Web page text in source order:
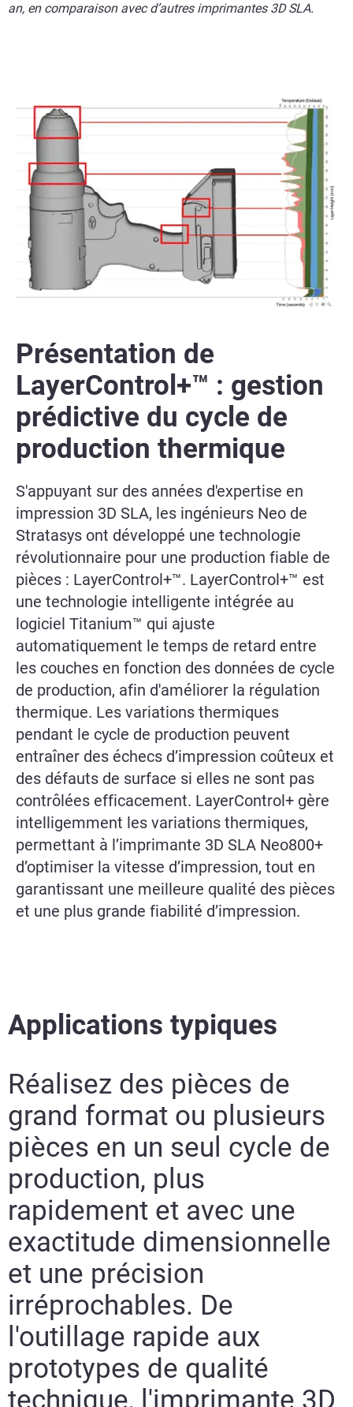
an, en comparaison avec d’autres imprimantes 3D SLA.
Présentation de
LayerControl+™ : gestion
prédictive du cycle de
production thermique
S'appuyant sur des années d'expertise en
impression 3D SLA, les ingénieurs Neo de
Stratasys ont développé une technologie
révolutionnaire pour une production fiable de
pièces : LayerControl+™. LayerControl+™ est
une technologie intelligente intégrée au
logiciel Titanium™ qui ajuste
automatiquement le temps de retard entre
les couches en fonction des données de cycle
de production, afin d'améliorer la régulation
thermique. Les variations thermiques
pendant le cycle de production peuvent
entraîner des échecs d’impression coûteux et
des défauts de surface si elles ne sont pas
contrôlées efficacement. LayerControl+ gère
intelligemment les variations thermiques,
permettant à l’imprimante 3D SLA Neo800+
d’optimiser la vitesse d’impression, tout en
garantissant une meilleure qualité des pièces
et une plus grande fiabilité d’impression.
Applications typiques
Réalisez des pièces de
grand format ou plusieurs
pièces en un seul cycle de
production, plus
rapidement et avec une
exactitude dimensionnelle
et une précision
irréprochables. De
l'outillage rapide aux
prototypes de qualité
technique, l'imprimante 3D